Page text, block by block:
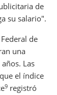
de
su salario".
de
una
Las
el índice
9 registró